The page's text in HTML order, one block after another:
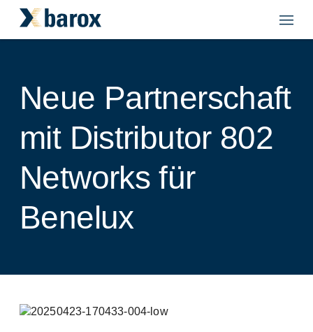
Neue Partnerschaft
mit Distributor 802
Networks für
Benelux
Newsletter
Bleiben Sie mit uns auf dem Laufenden
Zwei Newsletter, doppelt gut informiert! Melden
aus: *